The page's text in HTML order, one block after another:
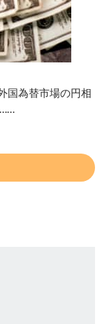
国為替市場の円相
……